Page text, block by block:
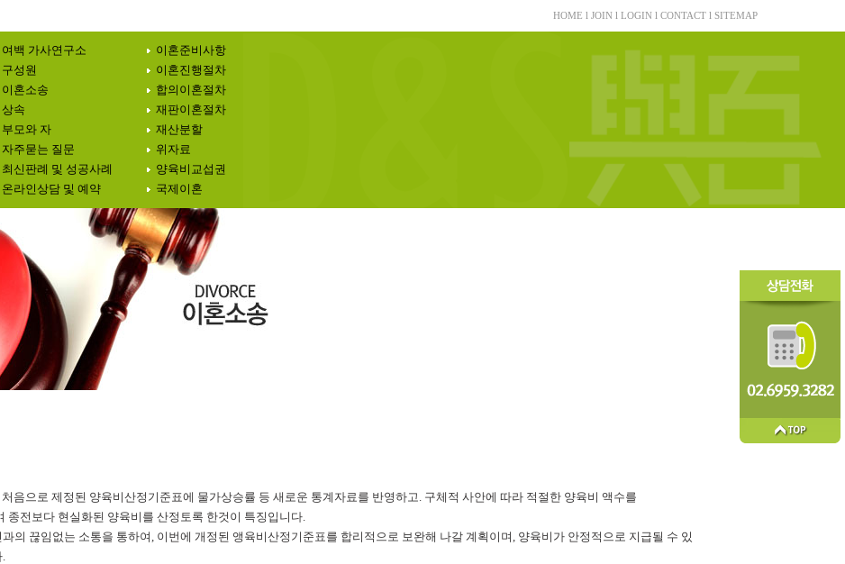
HOME l JOIN l LOGIN l CONTACT l SITEMAP
여백 가사연구소
이혼준비사항
구성원
이혼진행절차
이혼소송
합의이혼절차
상속
재판이혼절차
부모와 자
재산분할
자주묻는 질문
위자료
최신판례 및 성공사례
양육비교섭권
온라인상담 및 예약
국제이혼
음으로 제정된 양육비산정기준표에 물가상승률 등 새로운 통계자료를 반영하고. 구체적 사안에 따라 적절한 양육비 액수를
종전보다 현실화된 양육비를 산정토록 한것이 특징입니다.
의 끊임없는 소통을 통하여, 이번에 개정된 앵육비산정기준표를 합리적으로 보완해 나갈 계획이며, 양육비가 안정적으로 지급될 수 있